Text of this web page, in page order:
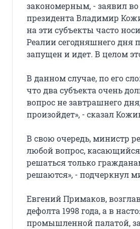
закономерным, - заявил во
президента Владимир
на эти субъекты часто
Реалии сегодняшнего дня
запущен и идет. В целом
В данном случае, по его
что два субъекта очень
вопрос не завтрашнего
произойдет», - сказал
В свою очередь, министр
любой вопрос,
решаться только
решаются», - подчеркнул
Евгений Примаков,
дефолта 1998 года, а в
промышленной палатой,